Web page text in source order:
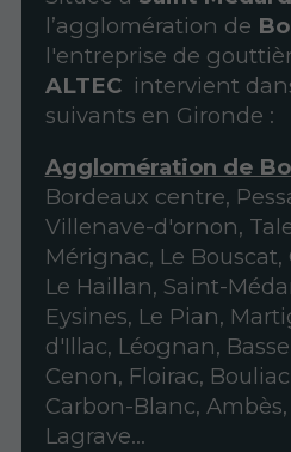
l’agglomération de
l'entreprise de
ALTECintervient
suivants en Gironde :
Agglomération de
Bordeaux centre,
Villenave-d'ornon,
Mérignac, Le
Le Haillan, Saint-
Eysines, Le Pian,
d'Illac, Léognan,
Cenon, Floirac,
Carbon-Blanc,
Lagrave...